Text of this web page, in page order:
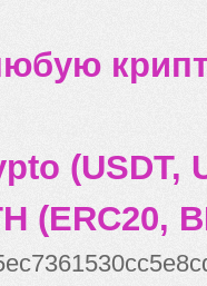
(USDT,
(ERC20,